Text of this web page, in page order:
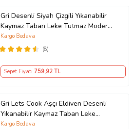
Gri Desenli Siyah Çizgili Yıkanabilir
Kaymaz Taban Leke Tutmaz Modern
Salon Halısı ve Yolluk
(8)
Kargo Bedava
Sepet Fiyatı 759,92 TL
Gri Lets Cook Aşçı Eldiven Desenli
Yıkanabilir Kaymaz Taban Leke
Tutmaz Modern Mutfak Halısı
Kargo Bedava